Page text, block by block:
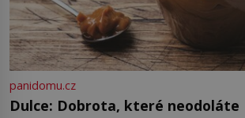
panidomu.cz
Dulce: Dobrota, které neodoláte